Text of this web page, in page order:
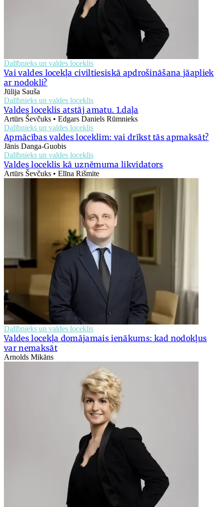
Dalībnieks un valdes loceklis
Vai valdes locekļa civiltiesiskā apdrošināšana jāapliek
ar nodokli?
Jūlija Sauša
Dalībnieks un valdes loceklis
Valdes loceklis atstāj amatu. 1.daļa
Artūrs Ševčuks • Edgars Daniels Rūmnieks
Dalībnieks un valdes loceklis
Apmācības valdes loceklim: vai drīkst tās apmaksāt?
Jānis Danga-Guobis
Dalībnieks un valdes loceklis
Valdes loceklis kā uzņēmuma likvidators
Artūrs Ševčuks • Elīna Rišmite
Dalībnieks un valdes loceklis
Valdes locekļa domājamais ienākums: kad nodokļus
var nemaksāt
Arnolds Mikāns